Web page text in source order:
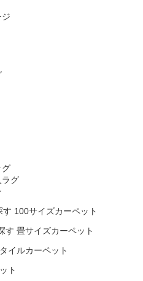
グ
ラグ
100サイズカーペット
畳サイズカーペット
タイルカーペット
ト